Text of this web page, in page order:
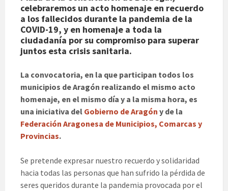
celebraremos un acto homenaje en recuerdo
a los fallecidos durante la pandemia de la
COVID-19, y en homenaje a toda la
ciudadanía por su compromiso para superar
juntos esta crisis sanitaria.
La convocatoria, en la que participan todos los
municipios de Aragón realizando el mismo acto
homenaje, en el mismo día y a la misma hora, es
una iniciativa del Gobierno de Aragón y de la
Federación Aragonesa de Municipios, Comarcas y
Provincias.
Se pretende expresar nuestro recuerdo y solidaridad
hacia todas las personas que han sufrido la pérdida de
seres queridos durante la pandemia provocada por el